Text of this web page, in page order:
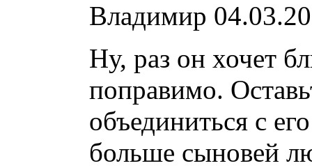
Владимир
Ну, раз он хочет
поправимо.
объединиться с
больше сыновей